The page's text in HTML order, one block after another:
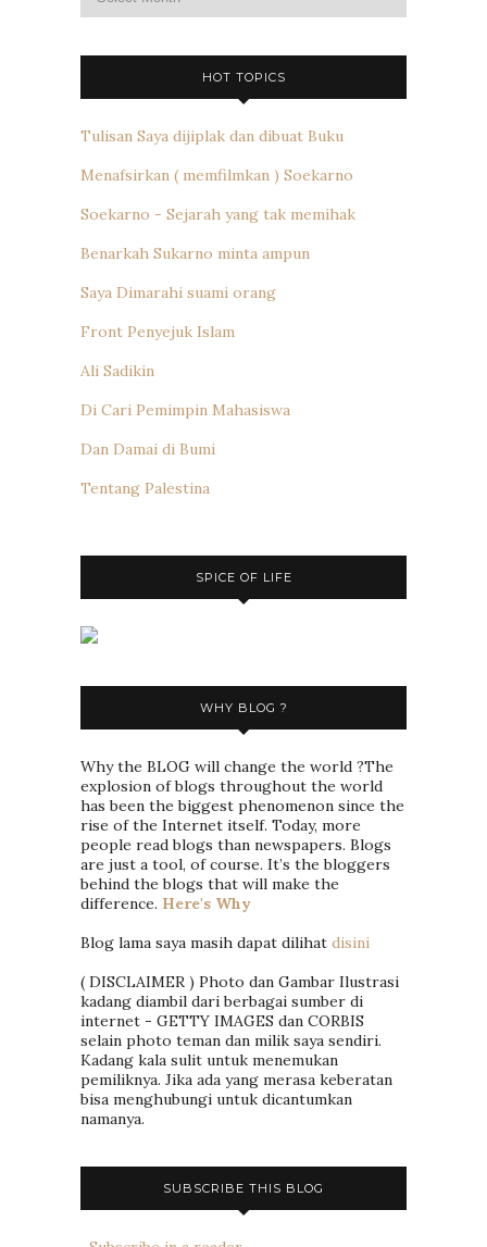
HOT TOPICS
Tulisan Saya dijiplak dan dibuat Buku
Menafsirkan ( memfilmkan ) Soekarno
Soekarno - Sejarah yang tak memihak
Benarkah Sukarno minta ampun
Saya Dimarahi suami orang
Front Penyejuk Islam
Ali Sadikin
Di Cari Pemimpin Mahasiswa
Dan Damai di Bumi
Tentang Palestina
SPICE OF LIFE
WHY BLOG ?
Why the BLOG will change the world ?The
explosion of blogs throughout the world
has been the biggest phenomenon since the
rise of the Internet itself. Today, more
people read blogs than newspapers. Blogs
are just a tool, of course. It’s the bloggers
behind the blogs that will make the
difference. Here's Why
Blog lama saya masih dapat dilihat disini
( DISCLAIMER ) Photo dan Gambar Ilustrasi
kadang diambil dari berbagai sumber di
internet - GETTY IMAGES dan CORBIS
selain photo teman dan milik saya sendiri.
Kadang kala sulit untuk menemukan
pemiliknya. Jika ada yang merasa keberatan
bisa menghubungi untuk dicantumkan
namanya.
SUBSCRIBE THIS BLOG